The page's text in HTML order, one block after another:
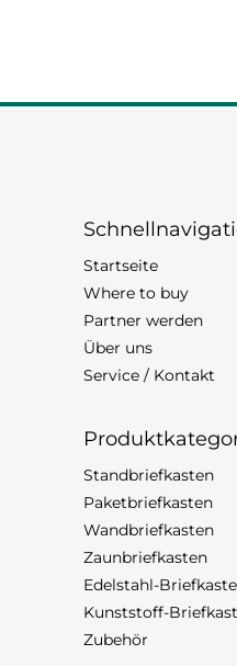
Startseite
Where to buy
Partner werden
Über uns
Service / Kontakt
Standbriefkasten
Paketbriefkasten
Wandbriefkasten
Zaunbriefkasten
Edelstahl-
Kunststoff-
Zubehör